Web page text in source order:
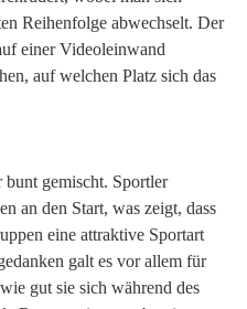
Reihenfolge abwechselt. Der
einer Videoleinwand
auf welchen Platz sich das
gemischt. Sportler
an den Start, was zeigt, dass
eine attraktive Sportart
galt es vor allem für
gut sie sich während des